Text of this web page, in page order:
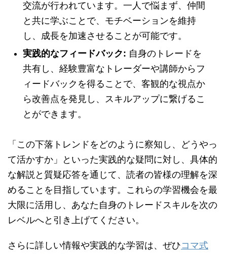
交流が行われています。一人で悩まず、仲間
と共に学ぶことで、モチベーションを維持
し、成長を加速させることが可能です。
実践的なフィードバック: 自身のトレードを
共有し、経験豊富なトレーダーや講師からフ
ィードバックを得ることで、客観的な視点か
ら改善点を発見し、スキルアップに繋げるこ
とができます。
「この下落トレンドをどのように察知し、どうやっ
て活かすか」といった実践的な疑問に対し、具体的
な解説と質疑応答を通じて、読者の皆様の理解を深
めることを目指しています。これらの学習機会を最
大限に活用し、あなた自身のトレードスキルを次の
レベルへと引き上げてください。
さらに詳しい情報や実践的な学習は、ぜひコマ式